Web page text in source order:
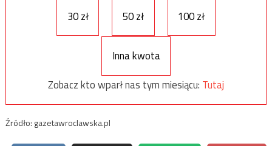
30 zł 50 zł 100 zł
Inna kwota
Zobacz kto wparł nas tym miesiącu: Tutaj
Źródło: gazetawroclawska.pl